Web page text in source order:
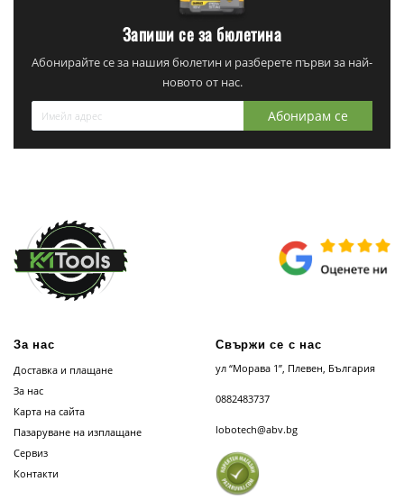
Запиши се за бюлетина
Абонирайте се за нашия бюлетин и разберете първи за най-
новото от нас.
Абонирам се
За нас
Доставка и плащане
За нас
Карта на сайта
Пазаруване на изплащане
Сервиз
Контакти
Свържи се с нас
ул “Морава 1”, Плевен, България
0882483737
lobotech@abv.bg